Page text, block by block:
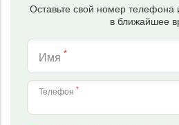
Оставьте свой номер
в ближайшее
Имя *
Телефон *